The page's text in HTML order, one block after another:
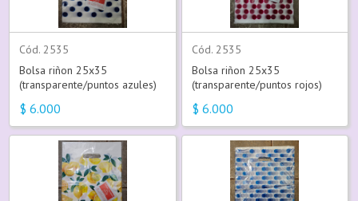
Cód. 2535
Bolsa riñon 25x35
(transparente/puntos azules)
$ 6.000
Cód. 2535
Bolsa riñon 25x35
(transparente/puntos rojos)
$ 6.000